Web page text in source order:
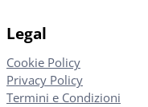
Legal
Cookie Policy
Privacy Policy
Termini e Condizioni